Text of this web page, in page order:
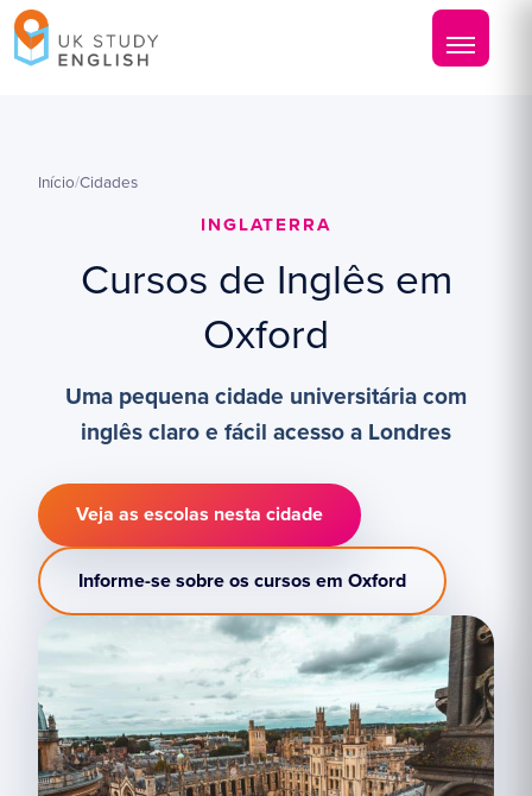
Início/Cidades
INGLATERRA
Cursos de Inglês em
Oxford
Uma pequena cidade universitária com
inglês claro e fácil acesso a Londres
Veja as escolas nesta cidade
Informe-se sobre os cursos em Oxford